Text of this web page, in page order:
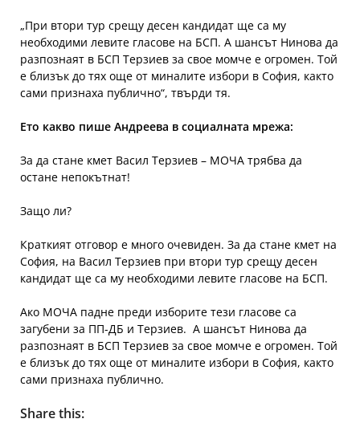
„При втори тур срещу десен кандидат ще са му
необходими левите гласове на БСП. А шансът Нинова да
разпознаят в БСП Терзиев за свое момче е огромен. Той
е близък до тях още от миналите избори в София, както
сами признаха публично“, твърди тя.
Ето какво пише Андреева в социалната мрежа:
За да стане кмет Васил Терзиев – МОЧА трябва да
остане непокътнат!
Защо ли?
Краткият отговор е много очевиден. За да стане кмет на
София, на Васил Терзиев при втори тур срещу десен
кандидат ще са му необходими левите гласове на БСП.
Ако МОЧА падне преди изборите тези гласове са
загубени за ПП-ДБ и Терзиев. А шансът Нинова да
разпознаят в БСП Терзиев за свое момче е огромен. Той
е близък до тях още от миналите избори в София, както
сами признаха публично.
Share this: